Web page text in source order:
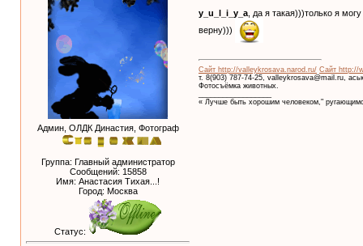
Админ, ОЛДК Династия, Фотограф
Группа: Главный администратор
Сообщений: 15858
Имя: Анастасия Тихая...!
Город: Москва
Статус:
y_u_l_i_y_a , да я такая)))только я
верну)))
Сайт http://valleykrosava.narod.ru/ Сайт http://
т. 8(903) 787-74-25, valleykrosava@mail.ru,
Фотосъёмка животных.
« Лучше быть хорошим человеком,"